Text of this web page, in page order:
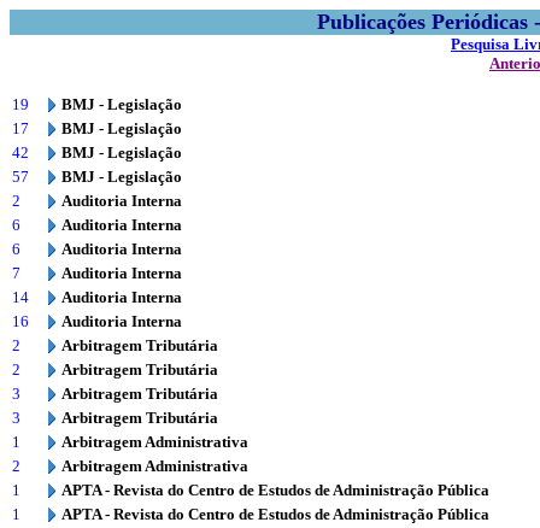
Publicações
Pesquisa
19
BMJ - Legislação
17
BMJ - Legislação
42
BMJ - Legislação
57
BMJ - Legislação
2
Auditoria Interna
6
Auditoria Interna
6
Auditoria Interna
7
Auditoria Interna
14
Auditoria Interna
16
Auditoria Interna
2
Arbitragem Tributária
2
Arbitragem Tributária
3
Arbitragem Tributária
3
Arbitragem Tributária
1
Arbitragem Administrativa
2
Arbitragem Administrativa
1
APTA - Revista do Centro de Estudos de Administração Pública
1
APTA - Revista do Centro de Estudos de Administração Pública